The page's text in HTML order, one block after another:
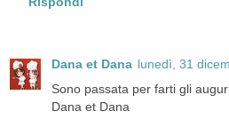
Dana et Dana lunedì, 31
Sono passata per farti gli
Dana et Dana